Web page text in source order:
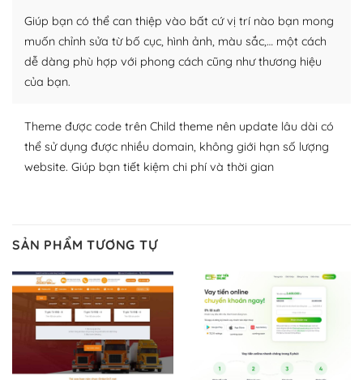
lập website của mình.
WordPress đa dạng plugin và themes
– Dễ sử dụng
Với mọi Hosting bất kỳ thì WordPress đều có thể dễ
dàng thiết lập vì thực tế nó đã cung cấp khoảng 60%
toàn bộ web.
Dễ dàng lựa chọn Hosting cho website WordPress
– Bảo mật cực tốt
Vì WordPress hiện là nền tảng xây dựng trang web và
blog lớn nhất trên thế giới, quan trọng nhất là bảo vệ
nội dung của mình khỏi các cuộc tấn công spam.
Giúp bạn có thể can thiệp vào bất cứ vị trí nào bạn mong
muốn chỉnh sửa từ bố cục, hình ảnh, màu sắc,… một cách
dễ dàng phù hợp với phong cách cũng như thương hiệu
của bạn.
Theme được code trên Child theme nên update lâu dài có
thể sử dụng được nhiều domain, không giới hạn số lượng
website. Giúp bạn tiết kiệm chi phí và thời gian
SẢN PHẨM TƯƠNG TỰ